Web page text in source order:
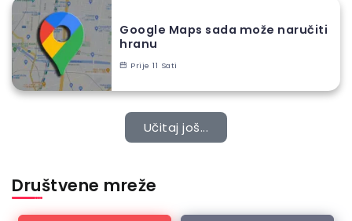
Google Maps sada može naručiti
hranu
Prije 11 Sati
Učitaj još...
Društvene mreže